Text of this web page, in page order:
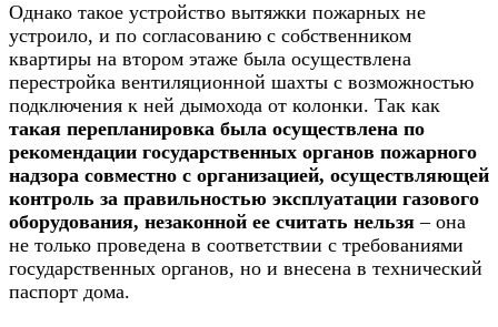
Однако такое устройство вытяжки пожарных не
устроило, и по согласованию с собственником
квартиры на втором этаже была осуществлена
перестройка вентиляционной шахты с возможностью
подключения к ней дымохода от колонки. Так как
такая перепланировка была осуществлена по
рекомендации государственных органов пожарного
надзора совместно с организацией, осуществляющей
контроль за правильностью эксплуатации газового
оборудования, незаконной ее считать нельзя – она
не только проведена в соответствии с требованиями
государственных органов, но и внесена в технический
паспорт дома.